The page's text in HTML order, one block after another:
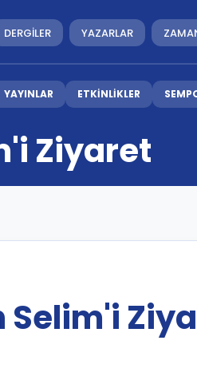
DERGİLER YAZARLAR
YAYINLAR ETKİNLİKLER
Ziyaret
Selim'i